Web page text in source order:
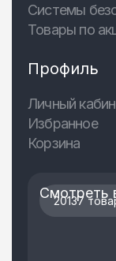
Системы
Товары по
Профиль
Личный
Избранное
Корзина
20137
Смотреть